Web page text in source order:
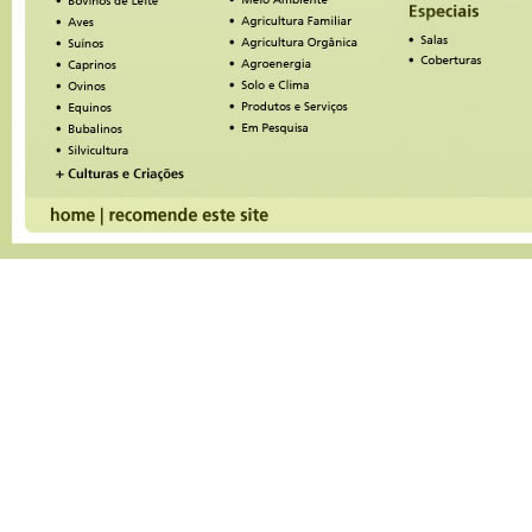
And once you_ve captured their phone number, with our
Text With Lead feature, you can automatically start a text
conversation_ and if they don_t take you up on your
you can follow up with text messages for new offers,
even just _how you doing?_ notes to build a relationship.
CLICK HERE https://blazeleadgeneration.com to
Web Visitors Into Leads can do for your business.
PS: Studies show that 70% of a site_s visitors disappear
gone forever after just a moment. Don_t keep losing
Web Visitors Into Leads offers a FREE 14 days trial _
includes International Long Distance Calling.
You have customers waiting to talk with you right now_